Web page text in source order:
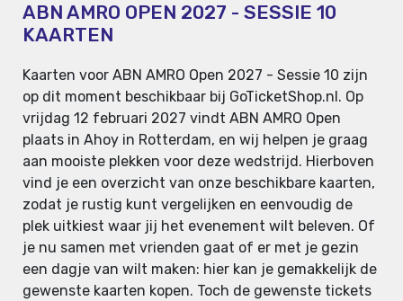
ABN AMRO OPEN 2027 - SESSIE 10
KAARTEN
Kaarten voor ABN AMRO Open 2027 - Sessie 10 zijn
op dit moment beschikbaar bij GoTicketShop.nl. Op
vrijdag 12 februari 2027 vindt ABN AMRO Open
plaats in Ahoy in Rotterdam, en wij helpen je graag
aan mooiste plekken voor deze wedstrijd. Hierboven
vind je een overzicht van onze beschikbare kaarten,
zodat je rustig kunt vergelijken en eenvoudig de
plek uitkiest waar jij het evenement wilt beleven. Of
je nu samen met vrienden gaat of er met je gezin
een dagje van wilt maken: hier kan je gemakkelijk de
gewenste kaarten kopen. Toch de gewenste tickets